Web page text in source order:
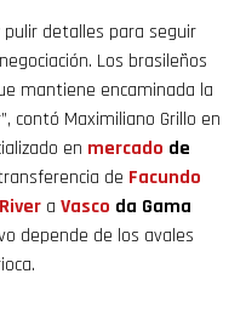
pulir detalles para seguir
Los brasileños
mantiene encaminada la
contó Maximiliano Grillo en
en mercado de
de Facundo
River a Vasco da Gama
depende de los avales